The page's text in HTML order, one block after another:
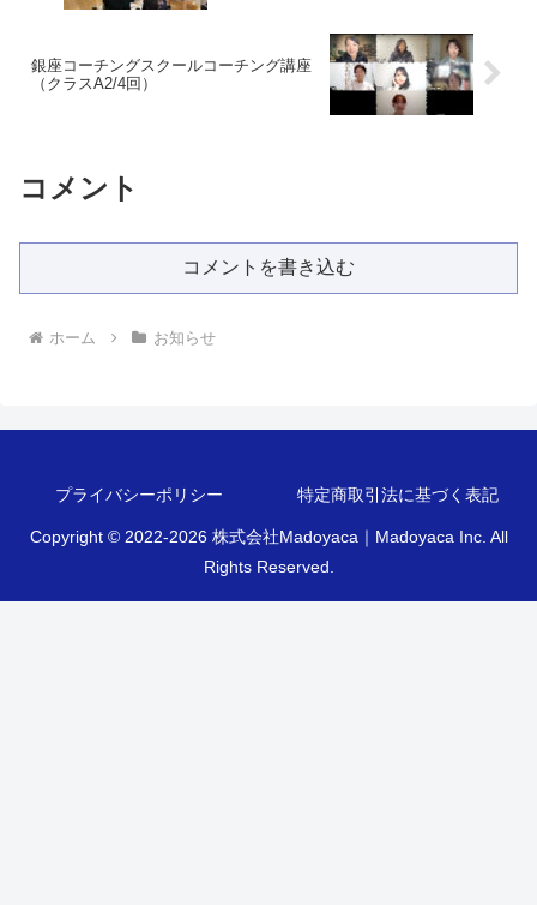
銀座コーチングスクールコーチング講座
（クラスA2/4回）
コメント
コメントを書き込む
ホーム お知らせ
プライバシーポリシー 特定商取引法に基づく表記
Copyright © 2022-2026 株式会社Madoyaca｜Madoyaca Inc. All
Rights Reserved.